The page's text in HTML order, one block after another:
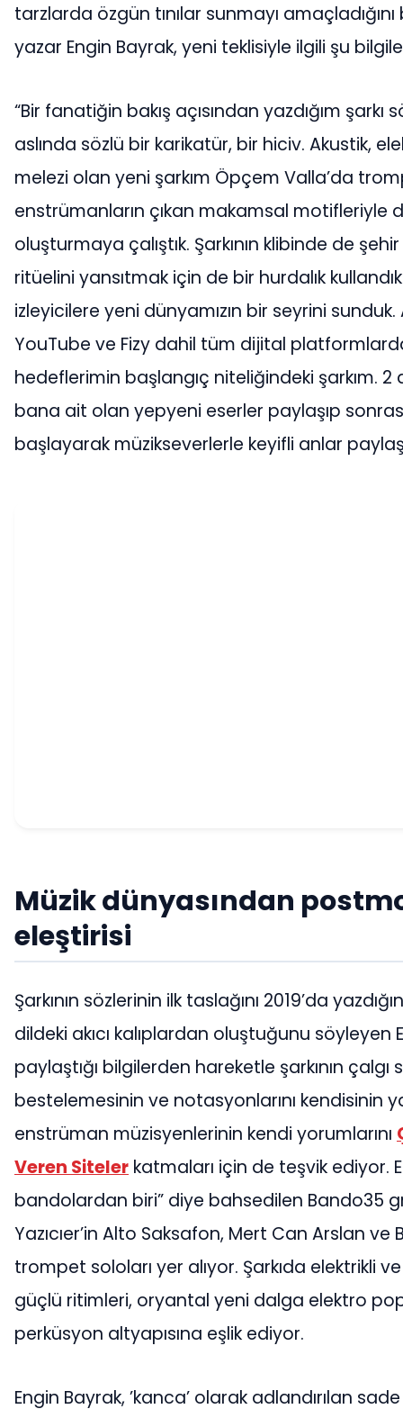
tarzlarda özgün tınılar sunmayı
yazar Engin Bayrak, yeni teklisiyle ilgili şu
“Bir fanatiğin bakış açısından yazdığım şarkı
aslında sözlü bir karikatür, bir hiciv. Akustik,
melezi olan yeni şarkım Öpçem Valla’da
enstrümanların çıkan makamsal motifleriyle
oluşturmaya çalıştık. Şarkının klibinde de
ritüelini yansıtmak için de bir hurdalık
izleyicilere yeni dünyamızın bir seyrini
YouTube ve Fizy dahil tüm dijital
hedeflerimin başlangıç niteliğindeki şarkım.
bana ait olan yepyeni eserler paylaşıp
başlayarak müzikseverlerle keyifli anlar
Müzik dünyasından
eleştirisi
Şarkının sözlerinin ilk taslağını 2019’da
dildeki akıcı kalıplardan oluştuğunu söyleyen
paylaştığı bilgilerden hareketle şarkının çalgı
bestelemesinin ve notasyonlarını kendisinin
enstrüman müzisyenlerinin kendi yorumlarını
Veren Siteler katmaları için de teşvik ediyor.
bandolardan biri” diye bahsedilen Bando35
Yazıcıer’in Alto Saksafon, Mert Can Arslan ve
trompet soloları yer alıyor. Şarkıda elektrikli
güçlü ritimleri, oryantal yeni dalga elektro
perküsyon altyapısına eşlik ediyor.
Engin Bayrak, ’kanca’ olarak adlandırılan sade